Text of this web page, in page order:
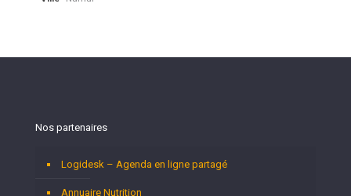
Nos partenaires
Logidesk – Agenda en ligne partagé
Annuaire Nutrition